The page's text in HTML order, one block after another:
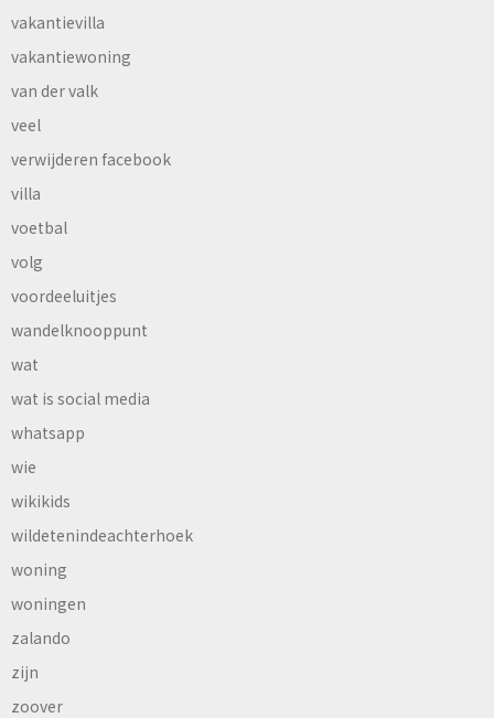
vakantievilla
vakantiewoning
van der valk
veel
verwijderen facebook
villa
voetbal
volg
voordeeluitjes
wandelknooppunt
wat
wat is social media
whatsapp
wie
wikikids
wildetenindeachterhoek
woning
woningen
zalando
zijn
zoover